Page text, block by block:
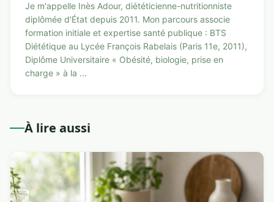
Je m'appelle Inès Adour, diététicienne-nutritionniste
diplômée d'État depuis 2011. Mon parcours associe
formation initiale et expertise santé publique : BTS
Diététique au Lycée François Rabelais (Paris 11e, 2011),
Diplôme Universitaire « Obésité, biologie, prise en
charge » à la ...
À lire aussi